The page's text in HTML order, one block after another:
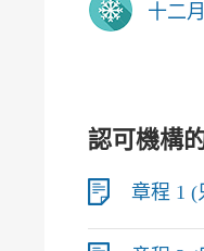
十二月
認可機構
章程 1 (